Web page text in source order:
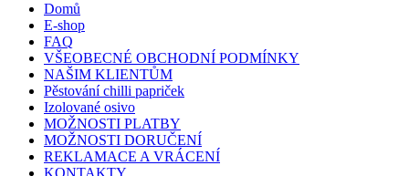
Domů
E-shop
FAQ
VŠEOBECNÉ OBCHODNÍ PODMÍNKY
NAŠIM KLIENTŮM
Pěstování chilli papriček
Izolované osivo
MOŽNOSTI PLATBY
MOŽNOSTI DORUČENÍ
REKLAMACE A VRÁCENÍ